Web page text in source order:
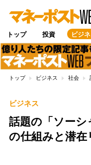
トップ 投資 ビジ
トップ ビジネス 社会
ビジネス
話題の「ソー
の仕組みと潜在